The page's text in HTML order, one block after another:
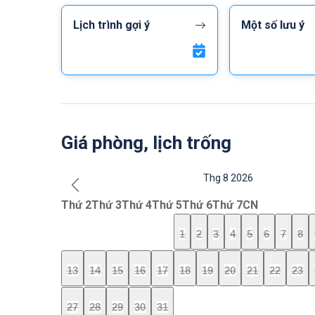
Lịch trình gợi ý Một số lưu ý
Giá phòng, lịch trống
Thg 8 2026
Thứ 2Thứ 3Thứ 4Thứ 5Thứ 6Thứ 7CN
1 2 3 4 5 6 7 8
13 14 15 16 17 18 19 20 21 22 23
27 28 29 30 31